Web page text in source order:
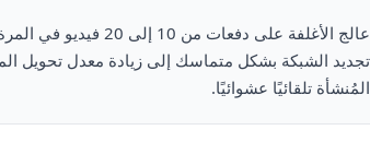
عالج الأغلفة على
المُنشأة تلقائيًا عشوائيًا.